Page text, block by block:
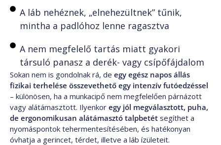
A láb nehéznek, „elnehezültnek” tűnik,
mintha a padlóhoz lenne ragasztva
A nem megfelelő tartás miatt gyakori
társuló panasz a derék- vagy csípőfájdalom
Sokan nem is gondolnak rá, de egy egész napos állás
fizikai terhelése összevethető egy intenzív futóedzéssel
– különösen, ha a munkacipő nem megfelelően párnázott
vagy alátámasztott. Ilyenkor egy jól megválasztott, puha,
de ergonomikusan alátámasztó talpbetét segíthet a
nyomáspontok tehermentesítésében, és hatékonyan
óvhatja a gerincet, térdet, illetve a láb ízületeit.